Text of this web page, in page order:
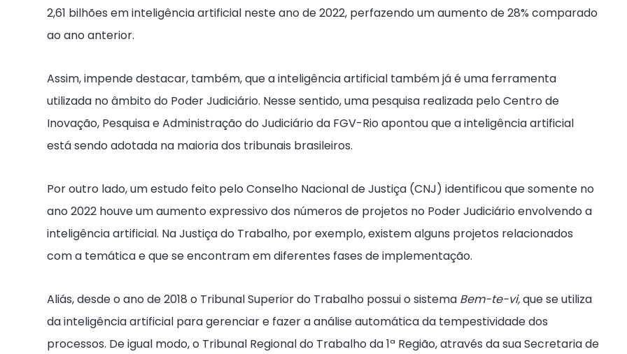
2,61 bilhões em inteligência artificial neste ano de 2022, perfazendo um aumento de 28% comparado
ao ano anterior.
Assim, impende destacar, também, que a inteligência artificial também já é uma ferramenta
utilizada no âmbito do Poder Judiciário. Nesse sentido, uma pesquisa realizada pelo Centro de
Inovação, Pesquisa e Administração do Judiciário da FGV-Rio apontou que a inteligência artificial
está sendo adotada na maioria dos tribunais brasileiros.
Por outro lado, um estudo feito pelo Conselho Nacional de Justiça (CNJ) identificou que somente no
ano 2022 houve um aumento expressivo dos números de projetos no Poder Judiciário envolvendo a
inteligência artificial. Na Justiça do Trabalho, por exemplo, existem alguns projetos relacionados
com a temática e que se encontram em diferentes fases de implementação.
Aliás, desde o ano de 2018 o Tribunal Superior do Trabalho possui o sistema Bem-te-vi,que se utiliza
da inteligência artificial para gerenciar e fazer a análise automática da tempestividade dos
processos. De igual modo, o Tribunal Regional do Trabalho da 1ª Região, através da sua Secretaria de